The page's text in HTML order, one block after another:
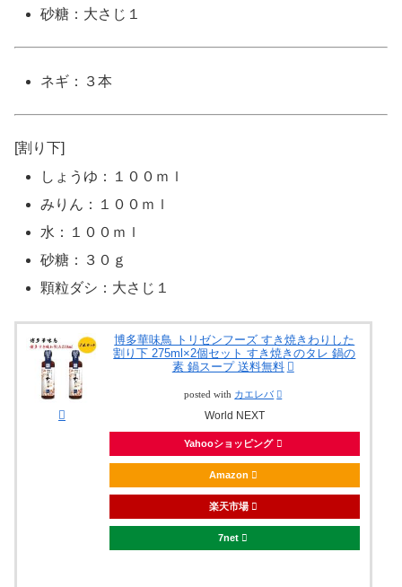
砂糖：大さじ１
ネギ：３本
[割り下]
しょうゆ：１００ｍｌ
みりん：１００ｍｌ
水：１００ｍｌ
砂糖：３０ｇ
顆粒ダシ：大さじ１
博多華味鳥 トリゼンフーズ すき焼きわりした
割り下 275ml×2個セット すき焼きのタレ 鍋の
素 鍋スープ 送料無料
posted with カエレバ
World NEXT
Yahooショッピング
Amazon
楽天市場
7net